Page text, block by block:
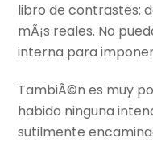
libro de contrastes:
mÃ¡s reales. No
interna para
TambiÃ©n es muy
habido ninguna
sutilmente